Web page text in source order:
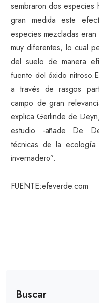
sembraron dos especies
gran medida este
especies mezcladas
muy diferentes, lo cual
del suelo de manera
fuente del óxido
a través de rasgos
campo de gran
explica Gerlinde de
estudio -añade De
técnicas de la
invernadero”.
FUENTE:efeverde.com
Buscar